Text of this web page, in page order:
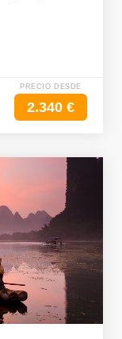
PRECIO DESDE
2.340 €